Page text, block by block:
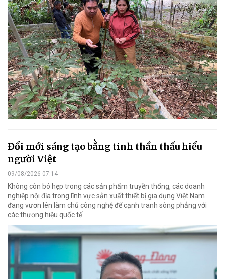
Đổi mới sáng tạo bằng tinh thần thấu hiểu
người Việt
09/08/2026 07:14
Không còn bó hẹp trong các sản phẩm truyền thống, các doanh
nghiệp nội địa trong lĩnh vực sản xuất thiết bị gia dụng Việt Nam
đang vươn lên làm chủ công nghệ để cạnh tranh sòng phẳng với
các thương hiệu quốc tế.